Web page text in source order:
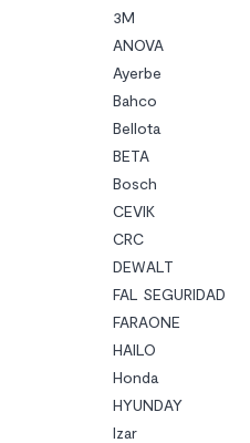
3M
ANOVA
Ayerbe
Bahco
Bellota
BETA
Bosch
CEVIK
CRC
DEWALT
FAL SEGURIDAD
FARAONE
HAILO
Honda
HYUNDAY
Izar